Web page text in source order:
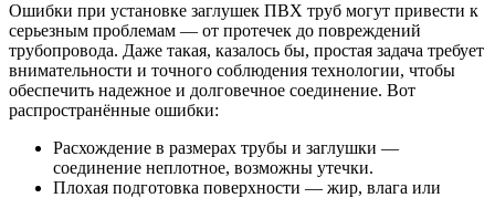
Ошибки при установке заглушек ПВХ труб могут привести к
серьезным проблемам — от протечек до повреждений
трубопровода. Даже такая, казалось бы, простая задача требует
внимательности и точного соблюдения технологии, чтобы
обеспечить надежное и долговечное соединение. Вот
распространённые ошибки:
Расхождение в размерах трубы и заглушки —
соединение неплотное, возможны утечки.
Плохая подготовка поверхности — жир, влага или